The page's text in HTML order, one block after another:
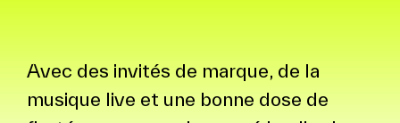
Avec des invités de marque, de la
musique live et une bonne dose de